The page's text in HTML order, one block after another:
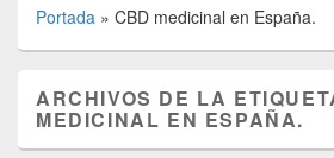
Portada » CBD medicinal en España.
ARCHIVOS DE LA
MEDICINAL EN ESPAÑA.